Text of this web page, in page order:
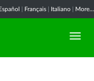
Français Italiano More...